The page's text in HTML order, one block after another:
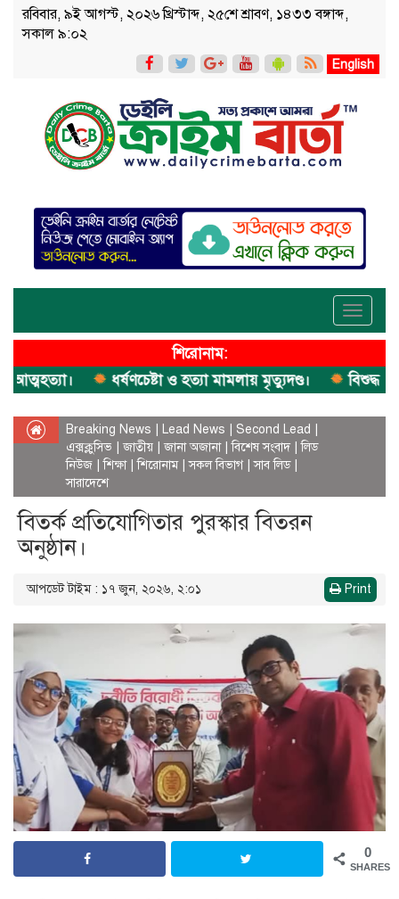
রবিবার, ৯ই আগস্ট, ২০২৬ খ্রিস্টাব্দ, ২৫শে শ্রাবণ, ১৪৩৩ বঙ্গাব্দ,
সকাল ৯:০২
English
Toggle
শিরোনাম:
ধর্ষণচেষ্টা ও হত্যা মামলায় মৃত্যুদণ্ড। বিশুদ্ধ
Breaking News Lead News Second Lead
এক্সক্লুসিভ |জাতীয় |জানা অজানা|বিশেষ সংবাদ|লিড
নিউজ |শিক্ষা|শিরোনাম|সকল বিভাগ|সাব লিড|
সারাদেশে
বিতর্ক প্রতিযোগিতার পুরস্কার বিতরন
অনুষ্ঠান।
আপডেট টাইম : ১৭ জুন, ২০২৬, ২:০১ Print
0
SHARES